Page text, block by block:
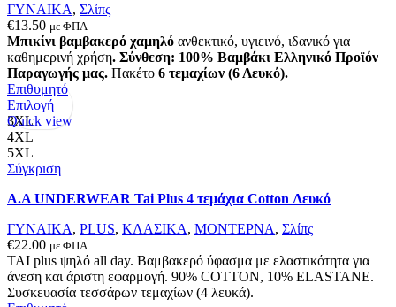
του
προϊόντος
ΓΥΝΑΙΚΑ, Σλίπς
€13.50 με ΦΠΑ
Μπικίνι βαμβακερό χαμηλό ανθεκτικό, υγιεινό, ιδανικό για
καθημερινή χρήση. Σύνθεση: 100% Βαμβάκι Ελληνικό Προϊόν
Παραγωγής μας. Πακέτο 6 τεμαχίων (6 Λευκό).
Επιθυμητό
ΕπιλογήΑυτό
το
πολλαπλές
Οι
μπορούν
να
επιλεγούν
στη
σελίδα
Quick view
3XL
4XL
5XL
Σύγκριση
A.A UNDERWEAR Tai Plus 4 τεμάχια Cotton Λευκό
ΓΥΝΑΙΚΑ, PLUS, ΚΛΑΣΙΚΑ, ΜΟΝΤΕΡΝΑ, Σλίπς
€22.00 με ΦΠΑ
ΤΑΙ plus ψηλό all day. Βαμβακερό ύφασμα με ελαστικότητα για
άνεση και άριστη εφαρμογή. 90% COTTON, 10% ELASTANΕ.
Συσκευασία τεσσάρων τεμαχίων (4 λευκά).